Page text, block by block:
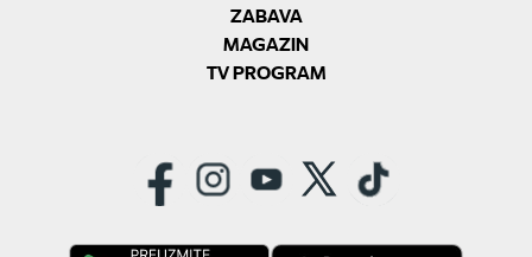
ZABAVA
MAGAZIN
TV PROGRAM